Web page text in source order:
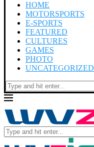
HOME
MOTORSPORTS
E-SPORTS
FEATURED
CULTURES
GAMES
PHOTO
UNCATEGORIZED